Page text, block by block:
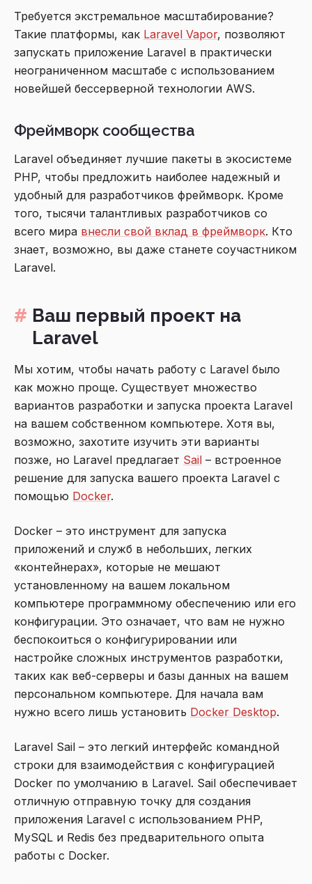
Требуется экстремальное масштабирование?
Такие платформы, как Laravel Vapor, позволяют
запускать приложение Laravel в практически
неограниченном масштабе с использованием
новейшей бессерверной технологии AWS.
Фреймворк сообщества
Laravel объединяет лучшие пакеты в экосистеме
PHP, чтобы предложить наиболее надежный и
удобный для разработчиков фреймворк. Кроме
того, тысячи талантливых разработчиков со
всего мира внесли свой вклад в фреймворк. Кто
знает, возможно, вы даже станете соучастником
Laravel.
Ваш первый проект на
Laravel
Мы хотим, чтобы начать работу с Laravel было
как можно проще. Существует множество
вариантов разработки и запуска проекта Laravel
на вашем собственном компьютере. Хотя вы,
возможно, захотите изучить эти варианты
позже, но Laravel предлагает Sail – встроенное
решение для запуска вашего проекта Laravel с
помощью Docker.
Docker – это инструмент для запуска
приложений и служб в небольших, легких
«контейнерах», которые не мешают
установленному на вашем локальном
компьютере программному обеспечению или его
конфигурации. Это означает, что вам не нужно
беспокоиться о конфигурировании или
настройке сложных инструментов разработки,
таких как веб-серверы и базы данных на вашем
персональном компьютере. Для начала вам
нужно всего лишь установить Docker Desktop.
Laravel Sail – это легкий интерфейс командной
строки для взаимодействия с конфигурацией
Docker по умолчанию в Laravel. Sail обеспечивает
отличную отправную точку для создания
приложения Laravel с использованием PHP,
MySQL и Redis без предварительного опыта
работы с Docker.